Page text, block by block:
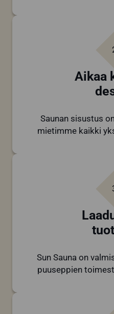
Aikaa
Saunan sisustus
mietimme kaikki
Sun Sauna on
puuseppien